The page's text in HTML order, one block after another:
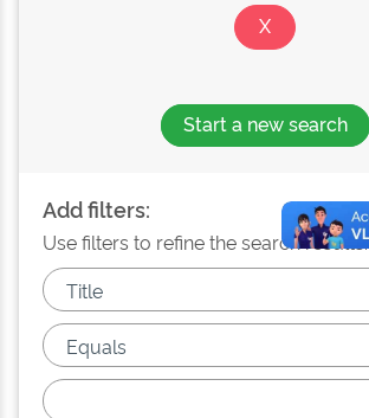
Start a new search
Add filters:
Use filters to refine the search results.